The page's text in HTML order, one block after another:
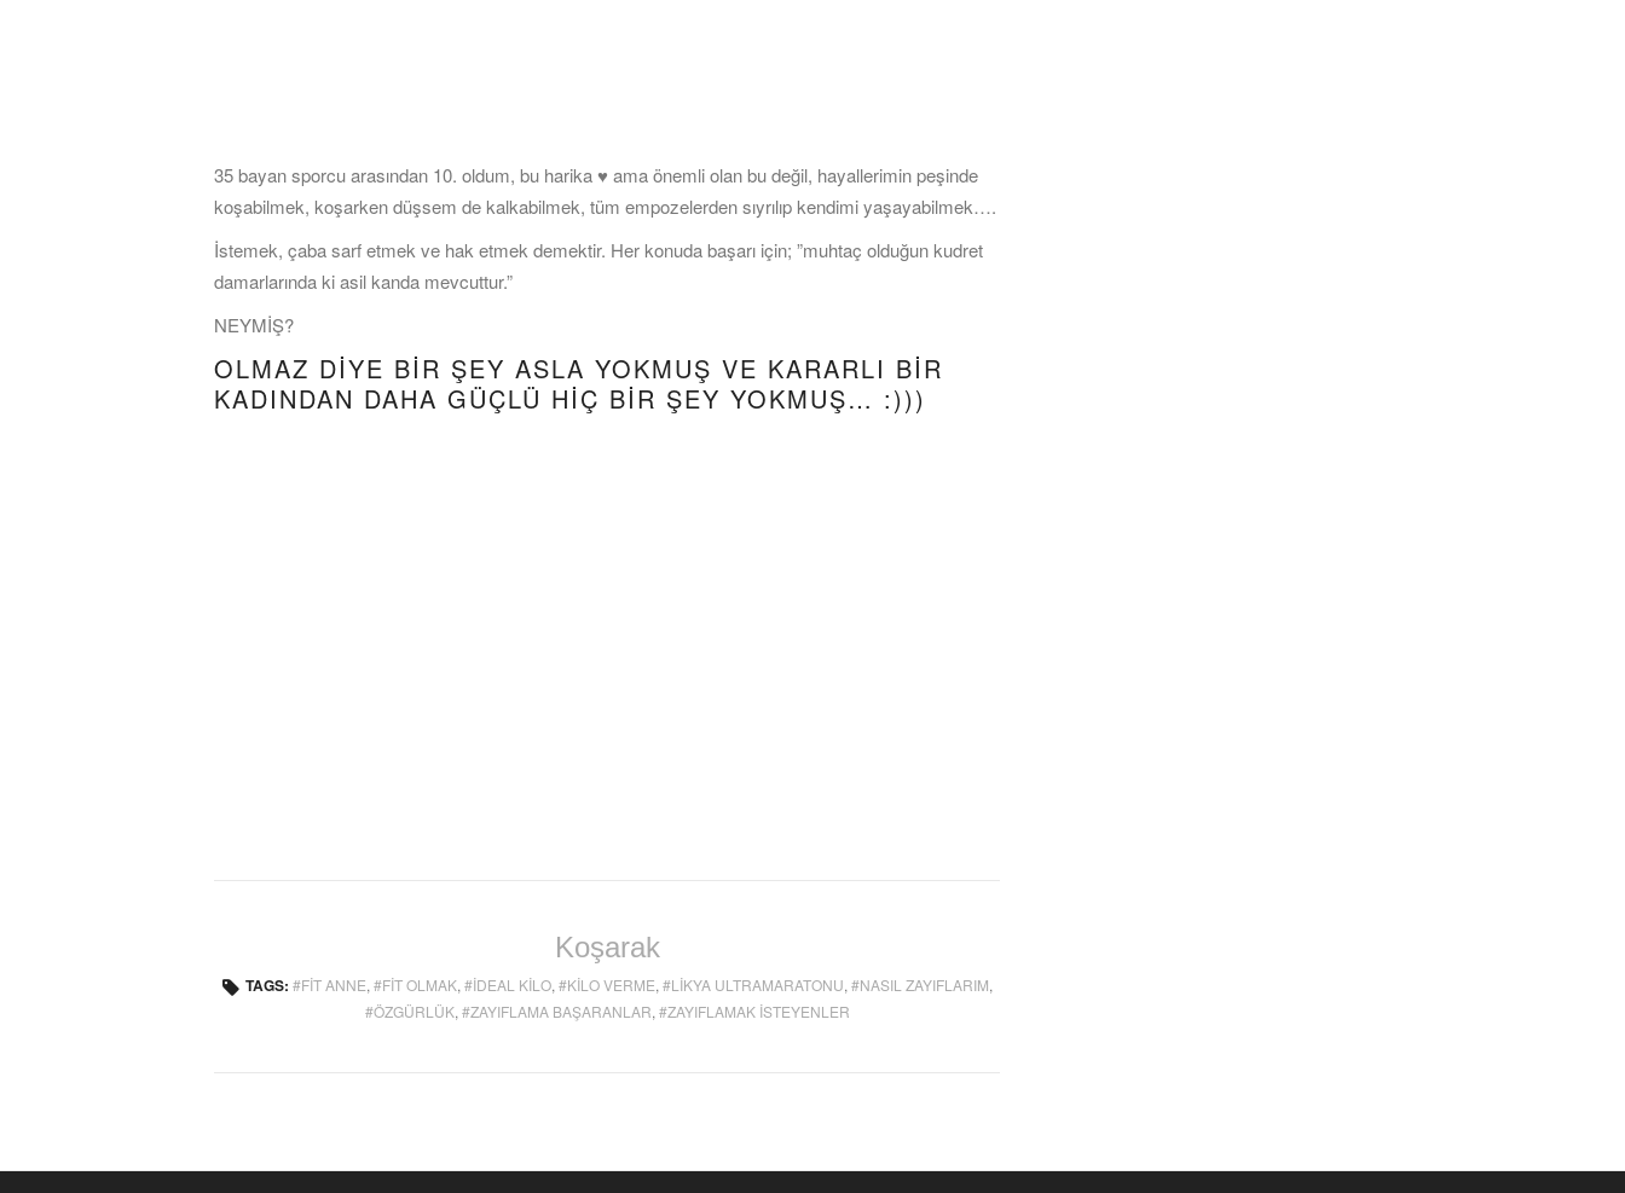
35 bayan sporcu arasından 10. oldum, bu harika ♥ ama önemli olan bu değil, hayallerimin peşinde
koşabilmek, koşarken düşsem de kalkabilmek, tüm empozelerden sıyrılıp kendimi yaşayabilmek….
İstemek, çaba sarf etmek ve hak etmek demektir. Her konuda başarı için; ”muhtaç olduğun kudret
damarlarında ki asil kanda mevcuttur.”
NEYMİŞ?
OLMAZ DİYE BİR ŞEY ASLA YOKMUŞ VE KARARLI BİR
KADINDAN DAHA GÜÇLÜ HİÇ BİR ŞEY YOKMUŞ… :)))
Koşarak
TAGS: FIT ANNE, FIT OLMAK, IDEAL KILO, KILO VERME, LIKYA ULTRAMARATONU, NASIL ZAYIFLARIM,
ÖZGÜRLÜK, ZAYIFLAMA BAŞARANLAR, ZAYIFLAMAK ISTEYENLER